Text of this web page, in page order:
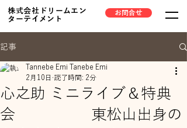
株式会社ドリームエン
ターテイメント
お問合せ
記事
心之助 ミニライブ＆特典
会 東松山出身の
Tannebe Emi Tanebe Emi
2月10日 読了時間: 2分